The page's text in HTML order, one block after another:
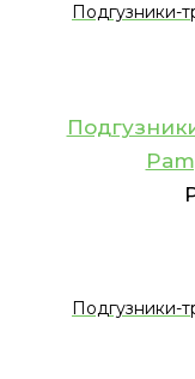
Подгузники-
Подгузники-